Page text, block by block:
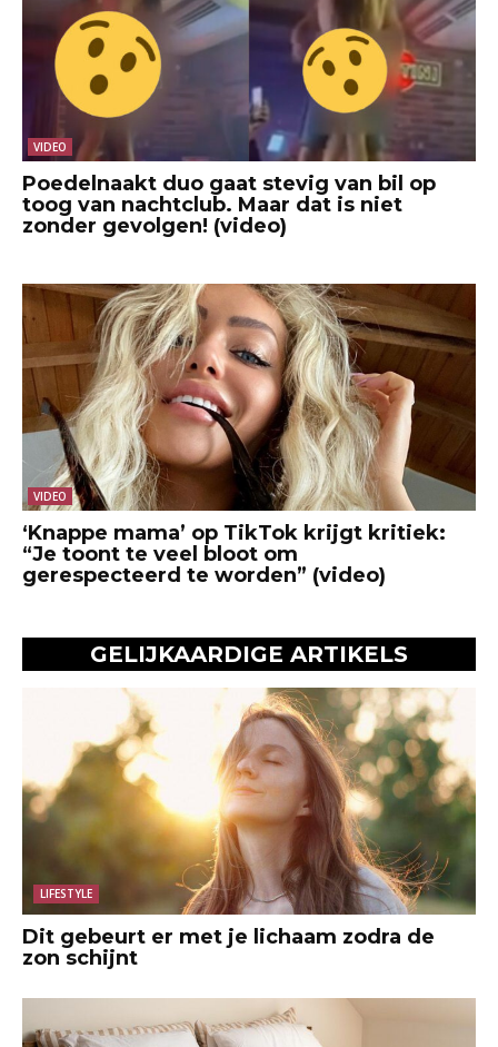
VIDEO
Poedelnaakt duo gaat stevig van bil op
toog van nachtclub. Maar dat is niet
zonder gevolgen! (video)
VIDEO
‘Knappe mama’ op TikTok krijgt kritiek:
“Je toont te veel bloot om
gerespecteerd te worden” (video)
GELIJKAARDIGE ARTIKELS
LIFESTYLE
Dit gebeurt er met je lichaam zodra de
zon schijnt